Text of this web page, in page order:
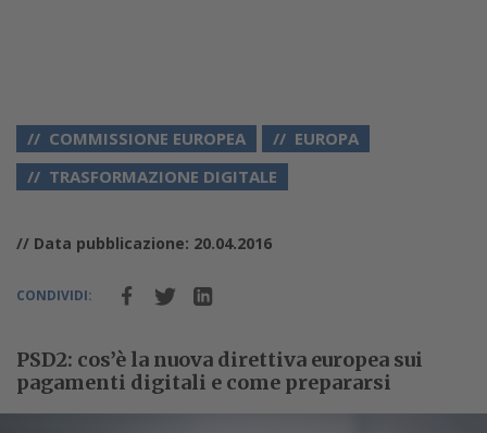
COMMISSIONE EUROPEA
EUROPA
TRASFORMAZIONE DIGITALE
// Data pubblicazione: 20.04.2016
CONDIVIDI:
PSD2: cos’è la nuova direttiva europea sui
pagamenti digitali e come prepararsi